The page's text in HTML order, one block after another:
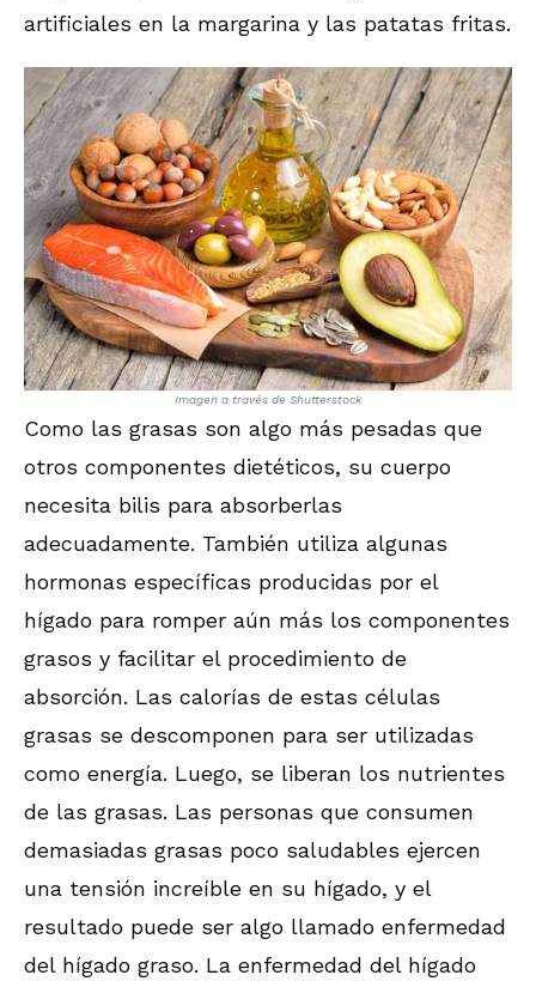
artificiales en la margarina y las patatas fritas.
Imagen a través de Shutterstock
Como las grasas son algo más pesadas que
otros componentes dietéticos, su cuerpo
necesita bilis para absorberlas
adecuadamente. También utiliza algunas
hormonas específicas producidas por el
hígado para romper aún más los componentes
grasos y facilitar el procedimiento de
absorción. Las calorías de estas células
grasas se descomponen para ser utilizadas
como energía. Luego, se liberan los nutrientes
de las grasas. Las personas que consumen
demasiadas grasas poco saludables ejercen
una tensión increíble en su hígado, y el
resultado puede ser algo llamado enfermedad
del hígado graso. La enfermedad del hígado